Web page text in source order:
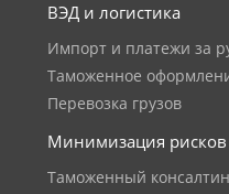
ВЭД и логистика
Импорт и платежи за
Таможенное
Перевозка грузов
Минимизация рисков
Таможенный